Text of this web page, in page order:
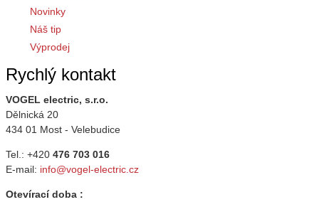
Novinky
Náš tip
Výprodej
Rychlý kontakt
VOGEL electric, s.r.o.
Dělnická 20
434 01 Most - Velebudice
Tel.: +420 476 703 016
E-mail: info@vogel-electric.cz
Otevírací doba :